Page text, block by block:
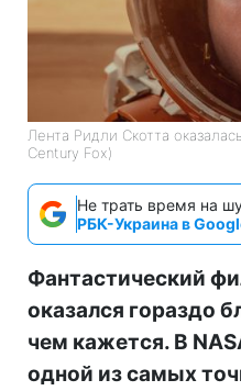
Лента Ридли Скотта
Century Fox)
Не трать время на
РБК-Украина в
Фантастический
оказался гораздо
чем кажется. В
одной из самых